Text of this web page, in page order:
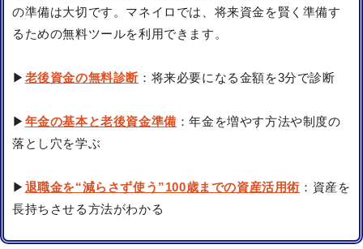
の準備は大切です。マネイロでは、将来資金を賢く準備す
るための無料ツールを利用できます。
▶ 老後資金の無料診断 ：将来必要になる金額を3分で診断
▶ 年金の基本と老後資金準備 ：年金を増やす方法や制度の
落とし穴を学ぶ
▶ 退職金を“減らさず使う”100歳までの資産活用術 ：資産を
長持ちさせる方法がわかる